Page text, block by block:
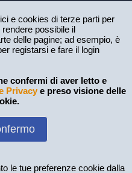
e cookies di terze parti per
possibile il
delle pagine; ad esempio, è
registarsi e fare il login
confermi di aver letto e
Privacy e preso visione delle
le tue preferenze cookie dalla